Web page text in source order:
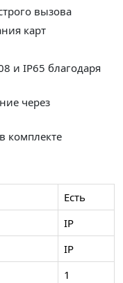
вызова
карт
и IP65 благодаря
через
комплекте
Есть
IP
IP
1